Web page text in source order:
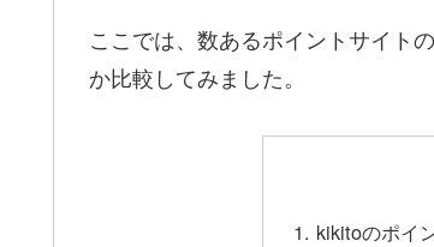
ここでは、数あるポイントサイト
か比較してみました。
kikitoのポイ